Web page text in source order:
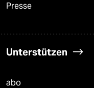
Presse
Unterstützen
abo